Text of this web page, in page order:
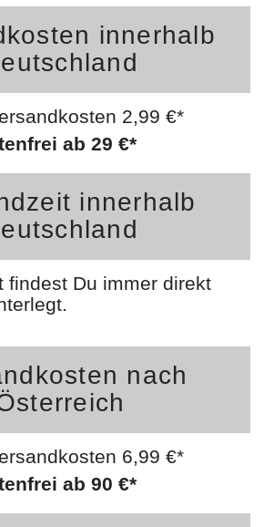
innerhalb
2,99 €*
ab 29 €*
innerhalb
findest Du immer direkt
nach
6,99 €*
ab 90 €*